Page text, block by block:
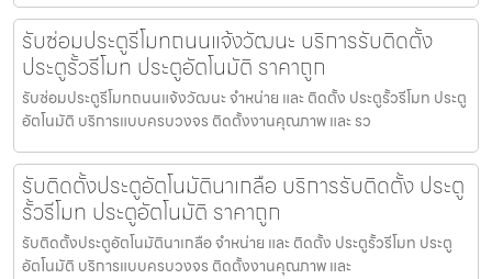
รับซ่อมประตูรีโมทถนนแจ้งวัฒนะ บริการรับติดตั้ง
ประตูรั้วรีโมท ประตูอัตโนมัติ ราคาถูก
รับซ่อมประตูรีโมทถนนแจ้งวัฒนะ จำหน่าย และ ติดตั้ง ประตูรั้วรีโมท ประตู
อัตโนมัติ บริการแบบครบวงจร ติดตั้งงานคุณภาพ และ รว
รับติดตั้งประตูอัตโนมัตินาเกลือ บริการรับติดตั้ง ประตู
รั้วรีโมท ประตูอัตโนมัติ ราคาถูก
รับติดตั้งประตูอัตโนมัตินาเกลือ จำหน่าย และ ติดตั้ง ประตูรั้วรีโมท ประตู
อัตโนมัติ บริการแบบครบวงจร ติดตั้งงานคุณภาพ และ